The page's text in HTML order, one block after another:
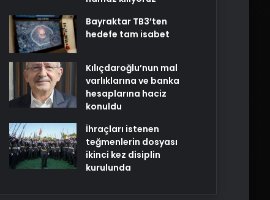
Bayraktar TB3’ten
hedefe tam isabet
Kılıçdaroğlu’nun mal
varlıklarına ve banka
hesaplarına haciz
konuldu
İhraçları istenen
teğmenlerin dosyası
ikinci kez disiplin
kurulunda